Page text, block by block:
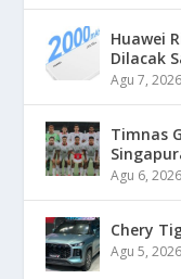
Huawei
Dilacak
Agu 7, 2026
Timnas
Agu 6, 2026
Chery
Agu 5, 2026